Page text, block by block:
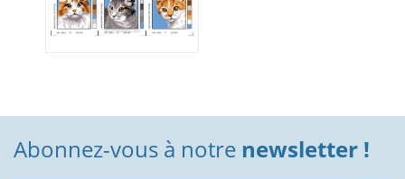
Abonnez-vous à notre newsletter !